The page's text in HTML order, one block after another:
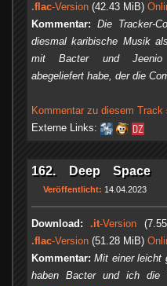
.flac-Version (42.43 MiB)
Kommentar: Die Tracker-
diesmal karibische Musik
mit Bacter und Jeenio
abegeliefert habe, der die
Kommentar zu diesem Track
Externe Links:
162. Deep Space
Veröffentlicht: 14.04.2023
Download: .it-Version
.flac-Version (51.28 MiB)
Kommentar: Mit einer leicht
haben Bacter und ich die